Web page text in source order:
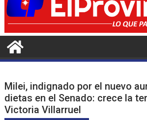
Milei, indignado por el nuevo
dietas en el Senado: crece la
Victoria Villarruel